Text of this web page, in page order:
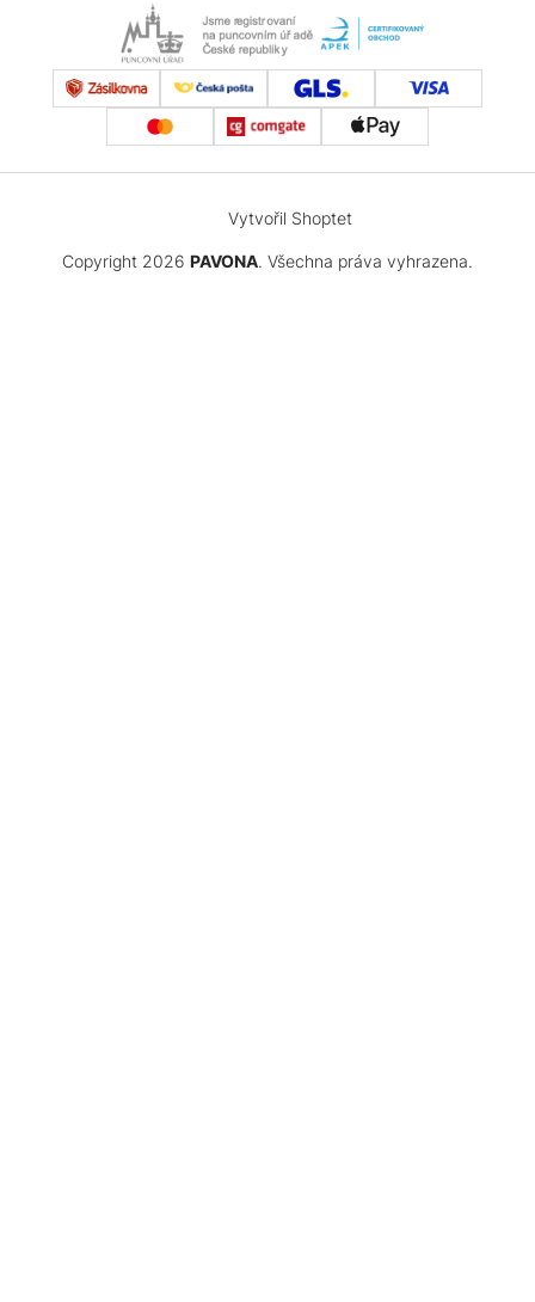
Vytvořil Shoptet
Copyright 2026 PAVONA. Všechna práva vyhrazena.